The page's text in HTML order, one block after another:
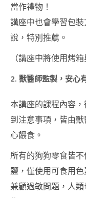
啫喱藝術講師證書課
程 (JELLY ART
COURSE)
MACARON藝術講
(MACARON ART
COURSE)
造型蛋糕 相關課程
造型戚風蛋糕講師證
CAKE)
造型慕斯蛋糕講師
書課程 (MOUSSE
當作禮物！
講座中也會學習包
說，特別推薦。
（講座中將使用烤箱
2. 獸醫師監製，安心
本講座的課程內容
到注意事項，皆由
心餵食。
所有的狗狗零食皆
鹽，僅使用可食用
兼顧過敏問題，人